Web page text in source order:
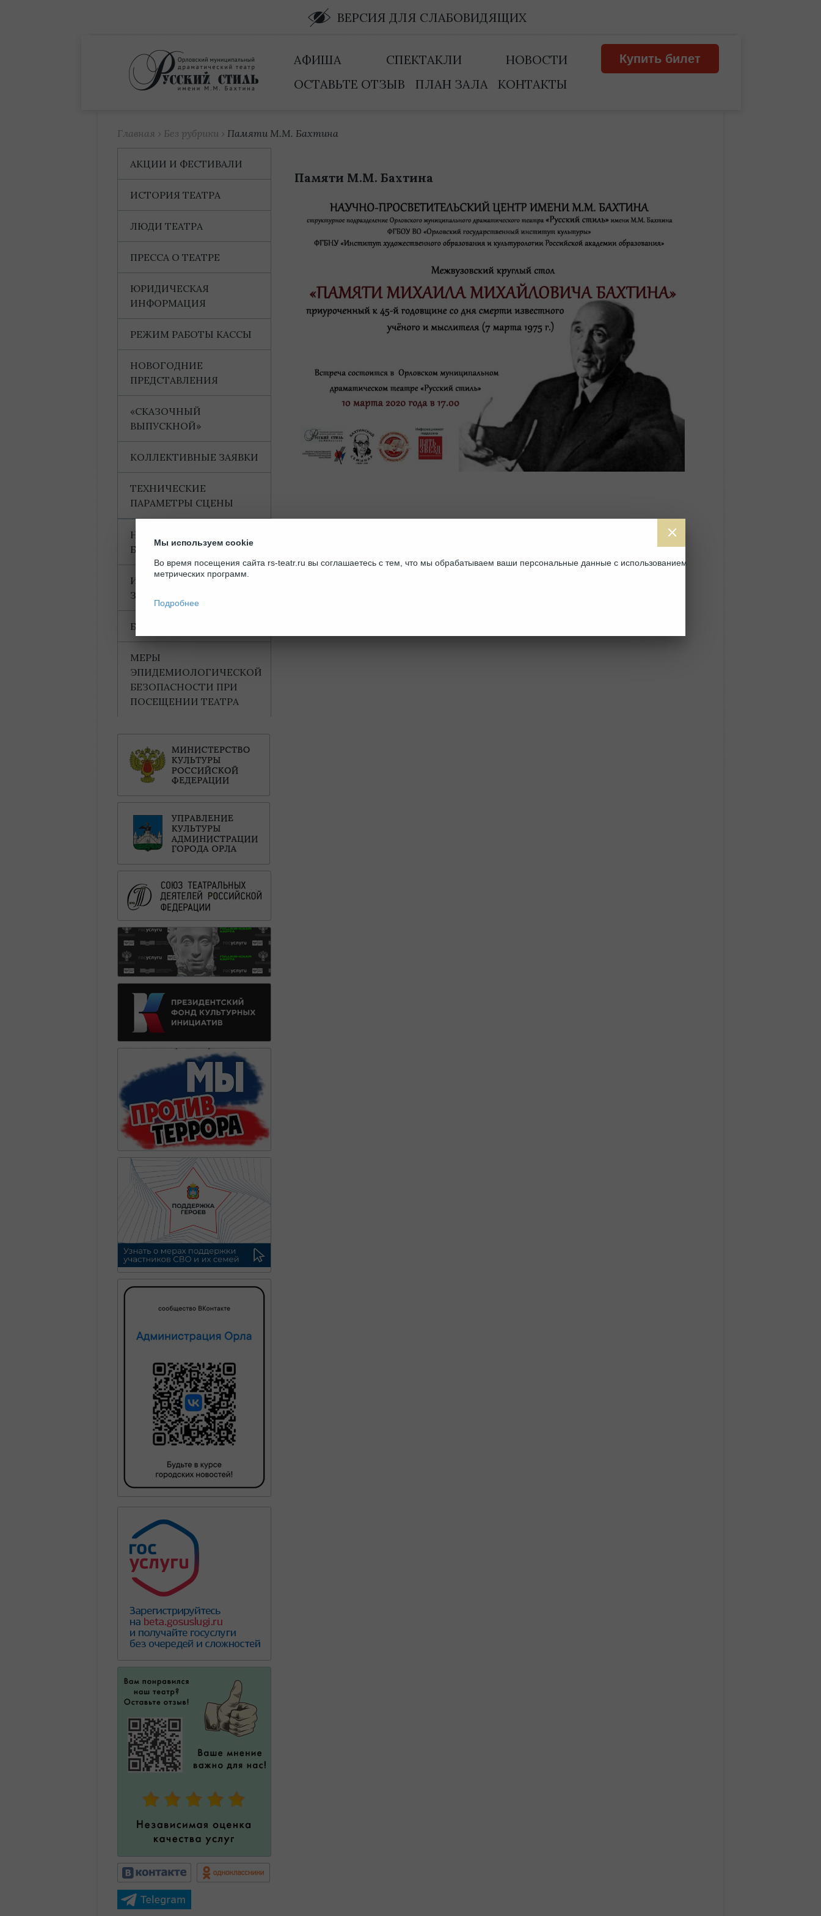
ВЕРСИЯ ДЛЯ СЛАБОВИДЯЩИХ
Купить билет
АФИША СПЕКТАКЛИ
НОВОСТИ
ОСТАВЬТЕ ОТЗЫВ
ПЛАН ЗАЛА КОНТАКТЫ
Главная › Без рубрики › Памяти М.М. Бахтина
Памяти М.М. Бахтина
АКЦИИ И ФЕСТИВАЛИ
ИСТОРИЯ ТЕАТРА
ЛЮДИ ТЕАТРА
ПРЕССА О ТЕАТРЕ
ЮРИДИЧЕСКАЯ
ИНФОРМАЦИЯ
РЕЖИМ РАБОТЫ КАССЫ
НОВОГОДНИЕ
ПРЕДСТАВЛЕНИЯ
«СКАЗОЧНЫЙ
ВЫПУСКНОЙ»
КОЛЛЕКТИВНЫЕ ЗАЯВКИ
ТЕХНИЧЕСКИЕ
ПАРАМЕТРЫ СЦЕНЫ
НАГРАДЫ И
БЛАГОДАРНОСТИ
ИНФОРМАЦИЯ ДЛЯ
ЗРИТЕЛЕЙ
БАХТИНСКИЙ ДОМ
МЕРЫ
ЭПИДЕМИОЛОГИЧЕСКОЙ
БЕЗОПАСНОСТИ ПРИ
ПОСЕЩЕНИИ ТЕАТРА
Мы используем cookie
Во время посещения сайта rs-teatr.ru вы соглашаетесь с тем, что мы обрабатываем ваши персональные данные с использованием
метрических программ.
Подробнее